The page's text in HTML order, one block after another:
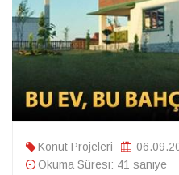
Konut Projeleri
Okuma Süresi: 41 saniye